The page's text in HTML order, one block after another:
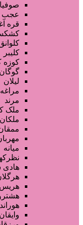
عجب
قره
کلیبر
کوزه
گوگان
لیلان
مراغه
مرند
ملک
ملکان
میانه
هادی
هریس
هوراند
وایقان
کمترین قیمت
بیشترین قیمت
در سایت تبلیغاتی مرکز
می‌گیرند و هیچ
فرمایید که در خرید و
نداشته و کاربران باید
دسترسی سریع